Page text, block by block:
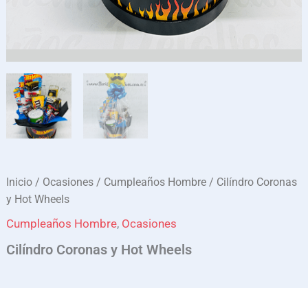
Inicio / Ocasiones / Cumpleaños Hombre / Cilíndro Coronas
y Hot Wheels
Cumpleaños Hombre, Ocasiones
Cilíndro Coronas y Hot Wheels